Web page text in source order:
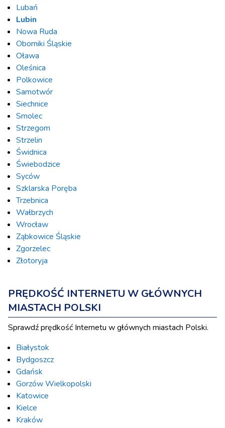
Lubań
Lubin
Nowa Ruda
Oborniki Śląskie
Oława
Oleśnica
Polkowice
Samotwór
Siechnice
Smolec
Strzegom
Strzelin
Świdnica
Świebodzice
Syców
Szklarska Poręba
Trzebnica
Wałbrzych
Wrocław
Ząbkowice Śląskie
Zgorzelec
Złotoryja
PRĘDKOŚĆ INTERNETU W GŁÓWNYCH
MIASTACH POLSKI
Sprawdź prędkość Internetu w głównych miastach Polski.
Białystok
Bydgoszcz
Gdańsk
Gorzów Wielkopolski
Katowice
Kielce
Kraków